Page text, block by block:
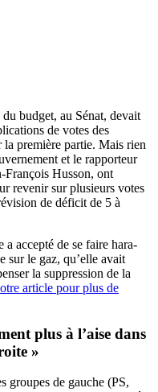
budget, au Sénat, devait
de votes des
la première partie. Mais rien
et le rapporteur
François Husson, ont
revenir sur plusieurs votes
de déficit de 5 à
a accepté de se faire hara-
sur le gaz, qu’elle avait
la suppression de la
article pour plus de
plus à l’aise dans
»
groupes de gauche (PS,